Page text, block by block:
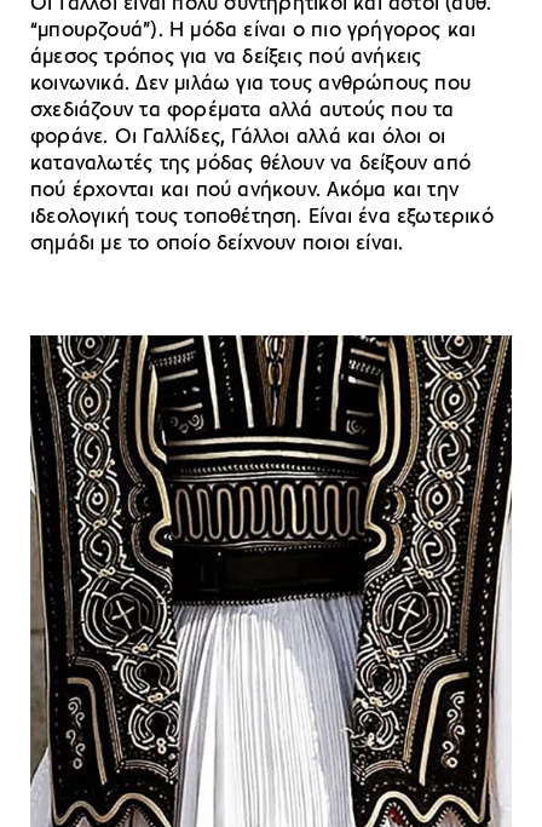
“μπουρζουά”). Η μόδα είναι ο πιο γρήγορος και
άμεσος τρόπος για να δείξεις πού ανήκεις
κοινωνικά. Δεν μιλάω για τους ανθρώπους που
σχεδιάζουν τα φορέματα αλλά αυτούς που τα
φοράνε. Οι Γαλλίδες, Γάλλοι αλλά και όλοι οι
καταναλωτές της μόδας θέλουν να δείξουν από
πού έρχονται και πού ανήκουν. Ακόμα και την
ιδεολογική τους τοποθέτηση. Είναι ένα εξωτερικό
σημάδι με το οποίο δείχνουν ποιοι είναι.